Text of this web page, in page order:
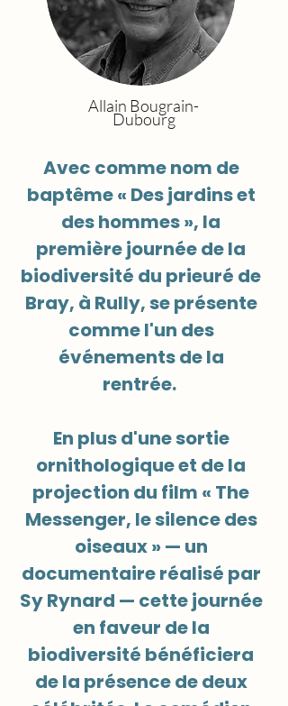
Allain Bougrain-
Dubourg
Avec comme nom de
baptême « Des jardins et
des hommes », la
première journée de la
biodiversité du prieuré de
Bray, à Rully, se présente
comme l'un des
événements de la
rentrée.
En plus d'une sortie
ornithologique et de la
projection du film « The
Messenger, le silence des
oiseaux » — un
documentaire réalisé par
Sy Rynard — cette journée
en faveur de la
biodiversité bénéficiera
de la présence de deux